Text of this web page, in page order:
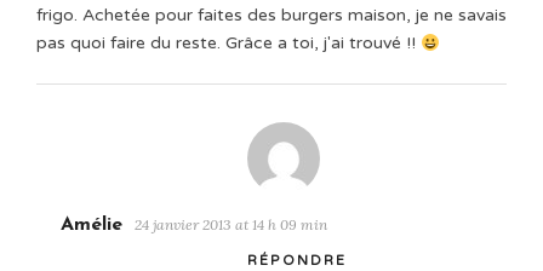
frigo. Achetée pour faites des burgers maison, je ne savais
pas quoi faire du reste. Grâce a toi, j'ai trouvé !!
Amélie 24 janvier 2013 at 14 h 09 min
RÉPONDRE